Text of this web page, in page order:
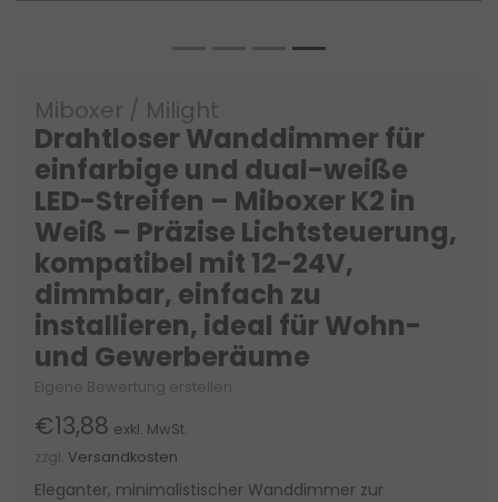
Miboxer / Milight
Drahtloser Wanddimmer für
einfarbige und dual-weiße
LED-Streifen – Miboxer K2 in
Weiß – Präzise Lichtsteuerung,
kompatibel mit 12-24V,
dimmbar, einfach zu
installieren, ideal für Wohn-
und Gewerberäume
Eigene Bewertung erstellen
€13,88 exkl. MwSt.
zzgl. Versandkosten
Eleganter, minimalistischer Wanddimmer zur